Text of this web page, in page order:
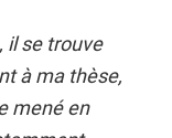
il se trouve
à ma thèse,
mené en